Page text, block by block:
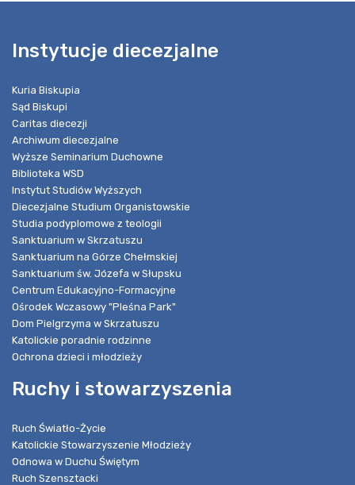
Instytucje diecezjalne
Kuria Biskupia
Sąd Biskupi
Caritas diecezji
Archiwum diecezjalne
Wyższe Seminarium Duchowne
Biblioteka WSD
Instytut Studiów Wyższych
Diecezjalne Studium Organistowskie
Studia podyplomowe z teologii
Sanktuarium w Skrzatuszu
Sanktuarium na Górze Chełmskiej
Sanktuarium św. Józefa w Słupsku
Centrum Edukacyjno-Formacyjne
Ośrodek Wczasowy "Pleśna Park"
Dom Pielgrzyma w Skrzatuszu
Katolickie poradnie rodzinne
Ochrona dzieci i młodzieży
Ruchy i stowarzyszenia
Ruch Światło-Życie
Katolickie Stowarzyszenie Młodzieży
Odnowa w Duchu Świętym
Ruch Szensztacki